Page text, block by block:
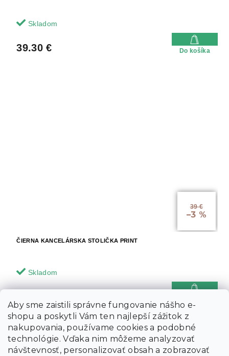
Aby sme zaistili správne fungovanie nášho e-
shopu a poskytli Vám ten najlepší zážitok z
nakupovania, používame cookies a podobné
technológie. Vďaka nim môžeme analyzovať
návštevnosť, personalizovať obsah a zobrazovať
Skladom
39.30 € Do košíka
39 €
–3 %
ČIERNA KANCELÁRSKA STOLIČKA PRINT
Skladom
-10 % s kódom:
MINUS10